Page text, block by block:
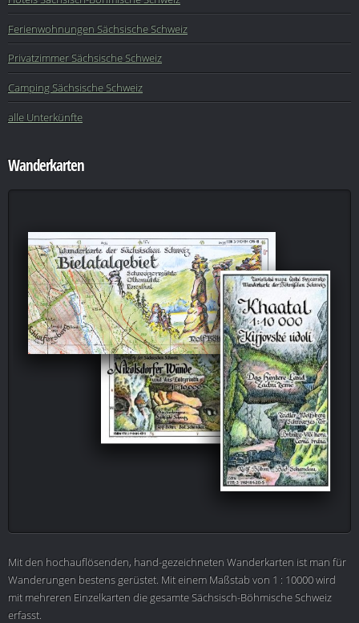
Ferienwohnungen Sächsische Schweiz
Privatzimmer Sächsische Schweiz
Camping Sächsische Schweiz
alle Unterkünfte
Wanderkarten
Mit den hochauflösenden, hand-gezeichneten Wanderkarten ist man für
Wanderungen bestens gerüstet. Mit einem Maßstab von 1 : 10000 wird
mit mehreren Einzelkarten die gesamte Sächsisch-Böhmische Schweiz
erfasst.